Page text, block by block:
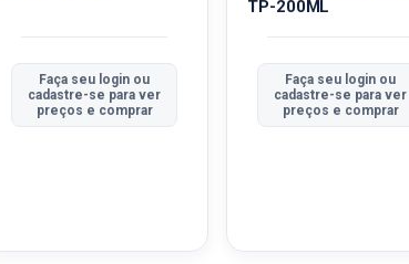
Faça seu login ou
cadastre-se para ver
preços e comprar
TP-200ML
Faça seu login ou
cadastre-se para ver
preços e comprar